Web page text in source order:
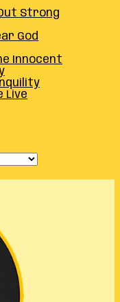
Out Strong
God
Innocent
Live